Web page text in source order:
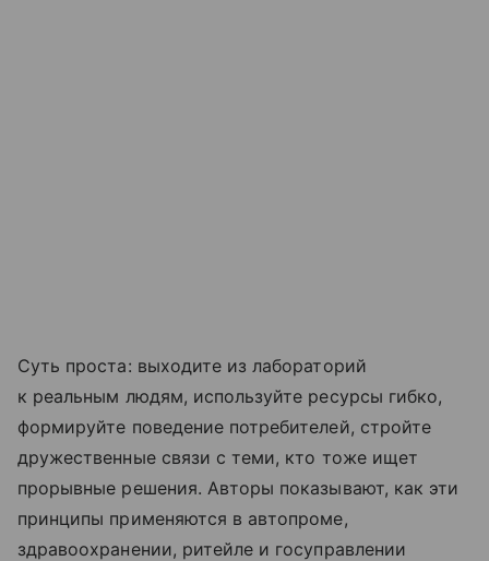
Суть проста: выходите из лабораторий
к реальным людям, используйте ресурсы гибко,
формируйте поведение потребителей, стройте
дружественные связи с теми, кто тоже ищет
прорывные решения. Авторы показывают, как эти
принципы применяются в автопроме,
здравоохранении, ритейле и госуправлении